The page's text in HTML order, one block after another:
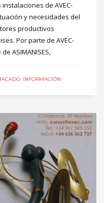
de AVEC-
y necesidades del
productivos
Por parte de AVEC-
ASIMANISES,
, INFORMACIÓN